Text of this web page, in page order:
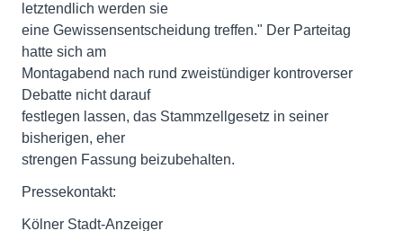
letztendlich werden sie
eine Gewissensentscheidung treffen." Der Parteitag
hatte sich am
Montagabend nach rund zweistündiger kontroverser
Debatte nicht darauf
festlegen lassen, das Stammzellgesetz in seiner
bisherigen, eher
strengen Fassung beizubehalten.
Pressekontakt:
Kölner Stadt-Anzeiger